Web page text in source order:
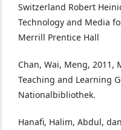
Switzerland Robert
Technology and Media
Merrill Prentice Hall
Chan, Wai, Meng, 2011,
Teaching and Learning
Nationalbibliothek.
Hanafi, Halim, Abdul,